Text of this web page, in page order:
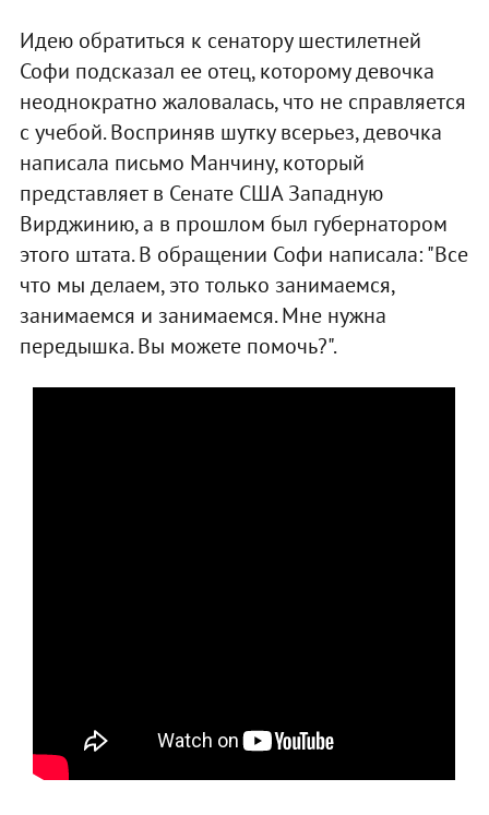
Идею обратиться к сенатору шестилетней
Софи подсказал ее отец, которому девочка
неоднократно жаловалась, что не справляется
с учебой. Восприняв шутку всерьез, девочка
написала письмо Манчину, который
представляет в Сенате США Западную
Вирджинию, а в прошлом был губернатором
этого штата. В обращении Софи написала: "Все
что мы делаем, это только занимаемся,
занимаемся и занимаемся. Мне нужна
передышка. Вы можете помочь?".